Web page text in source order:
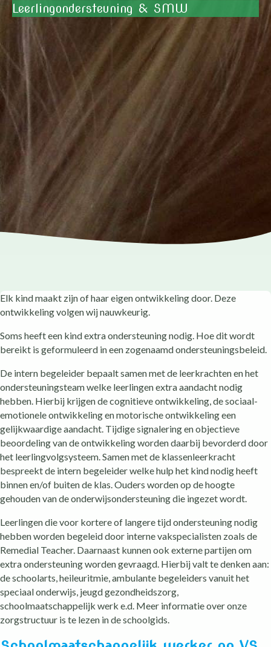
Leerlingondersteuning & SMW
Elk kind maakt zijn of haar eigen ontwikkeling door. Deze
ontwikkeling volgen wij nauwkeurig.
Soms heeft een kind extra ondersteuning nodig. Hoe dit wordt
bereikt is geformuleerd in een zogenaamd ondersteuningsbeleid.
De intern begeleider bepaalt samen met de leerkrachten en het
ondersteuningsteam welke leerlingen extra aandacht nodig
hebben. Hierbij krijgen de cognitieve ontwikkeling, de sociaal-
emotionele ontwikkeling en motorische ontwikkeling een
gelijkwaardige aandacht. Tijdige signalering en objectieve
beoordeling van de ontwikkeling worden daarbij bevorderd door
het leerlingvolgsysteem. Samen met de klassenleerkracht
bespreekt de intern begeleider welke hulp het kind nodig heeft
binnen en/of buiten de klas. Ouders worden op de hoogte
gehouden van de onderwijsondersteuning die ingezet wordt.
Leerlingen die voor kortere of langere tijd ondersteuning nodig
hebben worden begeleid door interne vakspecialisten zoals de
Remedial Teacher. Daarnaast kunnen ook externe partijen om
extra ondersteuning worden gevraagd. Hierbij valt te denken aan:
de schoolarts, heileuritmie, ambulante begeleiders vanuit het
speciaal onderwijs, jeugd gezondheidszorg,
schoolmaatschappelijk werk e.d. Meer informatie over onze
zorgstructuur is te lezen in de schoolgids.